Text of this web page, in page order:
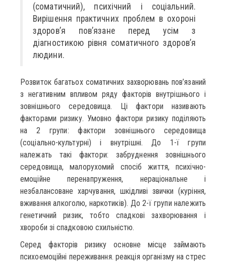
(соматичний), психічний і соціальний.
Вирішення практичних проблем в охороні
здоров’я пов’язане перед усім з
діагностикою рівня соматичного здоров’я
людини.
Розвиток багатьох соматичних захворювань пов’язаний
з негативним впливом ряду факторів внутрішнього і
зовнішнього середовища. Ці фактори називають
факторами ризику. Умовно фактори ризику поділяють
на 2 групи: фактори зовнішнього середовища
(соціально-культурні) і внутрішні. До 1-ї групи
належать такі фактори: забруднення зовнішнього
середовища, малорухомий спосіб життя, психічно-
емоційне перенапруження, нераціональне і
незбалансоване харчування, шкідливі звички (куріння,
вживання алкоголю, наркотиків). До 2-ї групи належить
генетичний ризик, тобто спадкові захворювання і
хвороби зі спадковою схильністю.
Серед факторів ризику основне місце займають
психоемоційні переживання. реакція організму на стрес